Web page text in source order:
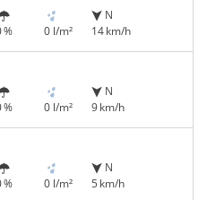
% 0 l/m²
N
14 km/h
% 0 l/m²
N
9 km/h
% 0 l/m²
N
5 km/h